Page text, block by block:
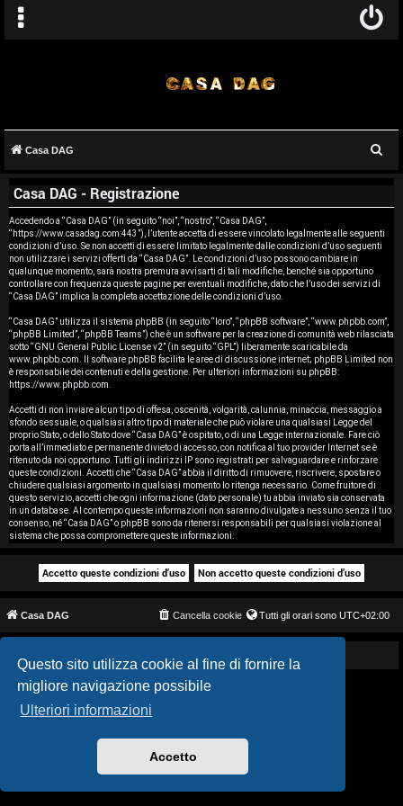
Questo sito utilizza cookie al fine di fornire la
migliore navigazione possibile
Ulteriori informazioni
Accetto
r
g
o
m
e
n
t
i
s
e
n
z
i
s
p
o
t
Casa DAG
Casa DAG - Registrazione
Accedendo a “Casa DAG” (in seguito “noi”, “nostro”, “Casa DAG”,
“https://www.casadag.com:443”), l’utente accetta di essere vincolato legalmente alle seguenti
condizioni d’uso. Se non accetti di essere limitato legalmente dalle condizioni d’uso seguenti
non utilizzare i servizi offerti da “Casa DAG”. Le condizioni d’uso possono cambiare in
qualunque momento, sarà nostra premura avvisarti di tali modifiche, benché sia opportuno
controllare con frequenza queste pagine per eventuali modifiche, dato che l’uso dei servizi di
“Casa DAG” implica la completa accettazione delle condizioni d’uso.
“Casa DAG” utilizza il sistema phpBB (in seguito “loro”, “phpBB software”, “www.phpbb.com”,
“phpBB Limited”, “phpBB Teams”) che è un software per la creazione di comunità web rilasciata
sotto “GNU General Public License v2” (in seguito “GPL”) liberamente scaricabile da
www.phpbb.com . Il software phpBB facilita le aree di discussione internet; phpBB Limited non
è responsabile dei contenuti e della gestione. Per ulteriori informazioni su phpBB:
https://www.phpbb.com
Accetti di non inviare alcun tipo di offesa, oscenità, volgarità, calunnia, minaccia, messaggio a
sfondo sessuale, o qualsiasi altro tipo di materiale che può violare una qualsiasi Legge del
proprio Stato, o dello Stato dove “Casa DAG” è ospitato, o di una Legge internazionale. Fare ciò
porta all’immediato e permanente divieto di accesso, con notifica al tuo provider Internet se è
ritenuto da noi opportuno. Tutti gli indirizzi IP sono registrati per salvaguardare e rinforzare
queste condizioni. Accetti che “Casa DAG” abbia il diritto di rimuovere, riscrivere, spostare o
chiudere qualsiasi argomento in qualsiasi momento lo ritenga necessario. Come fruitore di
questo servizio, accetti che ogni informazione (dato personale) tu abbia inviato sia conservata
in un database. Al contempo queste informazioni non saranno divulgate a nessuno senza il tuo
consenso, né “Casa DAG” o phpBB sono da ritenersi responsabili per qualsiasi violazione al
sistema che possa compromettere queste informazioni.
Casa DAG Tutti gli orari sono UTC+02:00
Cancella cookie